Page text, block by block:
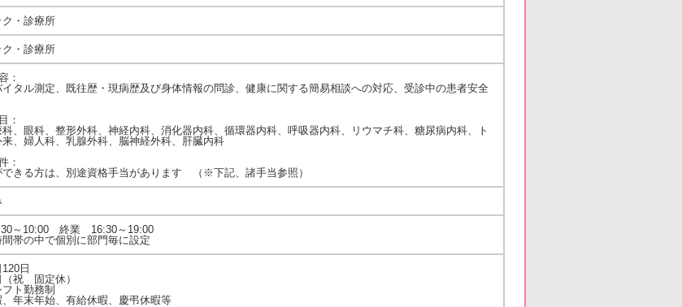
ク・診療所
ク・診療所
：
タル測定、既往歴・現病歴及び身体情報の問診、健康に関する簡易相談への対応、受診中の患者安全
：
、眼科、整形外科、神経内科、消化器内科、循環器内科、呼吸器内科、リウマチ科、糖尿病内科、ト
来、婦人科、乳腺外科、脳神経外科、肝臓内科
：
できる方は、別途資格手当があります （※下記、諸手当参照）
～10:00 終業 16:30～19:00
帯の中で個別に部門毎に設定
日
（祝 固定休）
ト勤務制
、年末年始、有給休暇、慶弔休暇等